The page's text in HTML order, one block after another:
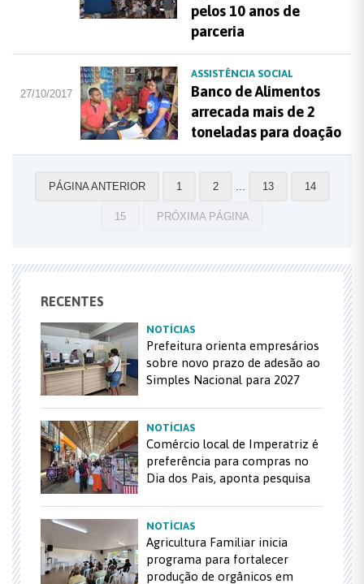
pelos 10 anos de
parceria
27/10/2017
ASSISTÊNCIA SOCIAL
Banco de Alimentos
arrecada mais de 2
toneladas para doação
PÁGINA ANTERIOR 1 2 13 14
15 PRÓXIMA PÁGINA
RECENTES
NOTÍCIAS
Prefeitura orienta empresários
sobre novo prazo de adesão ao
Simples Nacional para 2027
NOTÍCIAS
Comércio local de Imperatriz é
preferência para compras no
Dia dos Pais, aponta pesquisa
NOTÍCIAS
Agricultura Familiar inicia
programa para fortalecer
produção de orgânicos em